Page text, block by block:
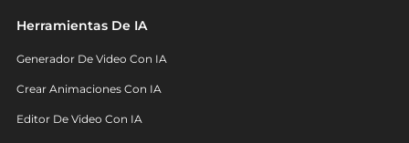
Herramientas De IA
Generador De Video Con IA
Crear Animaciones Con IA
Editor De Video Con IA